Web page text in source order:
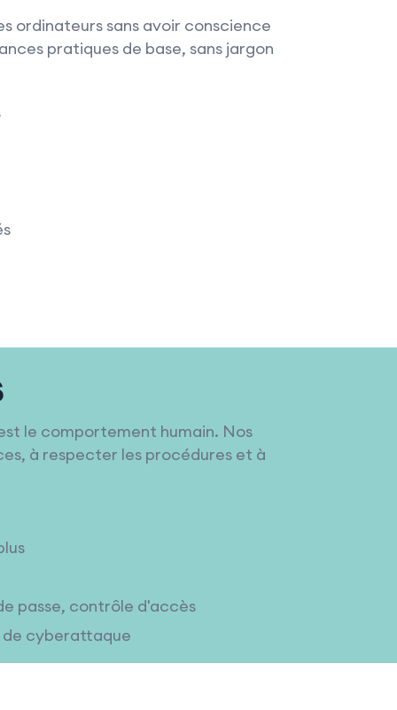
ordinateurs sans avoir conscience
pratiques de base, sans jargon
le comportement humain. Nos
à respecter les procédures et à
passe, contrôle d'accès
de cyberattaque